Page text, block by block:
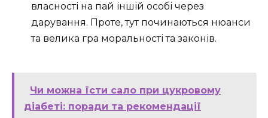
власності на пай іншій особі через
дарування. Проте, тут починаються нюанси
та велика гра моральності та законів.
Чи можна їсти сало при цукровому
діабеті: поради та рекомендації